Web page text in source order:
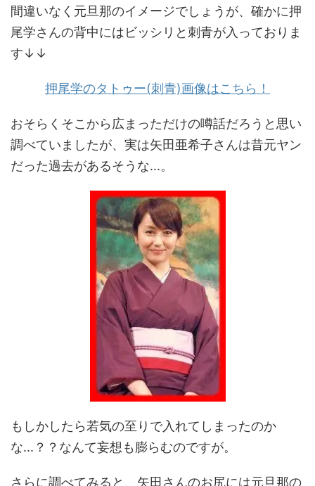
間違いなく元旦那のイメージでしょうが、確かに押
尾学さんの背中にはビッシリと刺青が入っておりま
す↓↓
押尾学のタトゥー(刺青)画像はこちら！
おそらくそこから広まっただけの噂話だろうと思い
調べていましたが、実は矢田亜希子さんは昔元ヤン
だった過去があるそうな...。
もしかしたら若気の至りで入れてしまったのか
な...？？なんて妄想も膨らむのですが。
さらに調べてみると、矢田さんのお尻には元旦那の